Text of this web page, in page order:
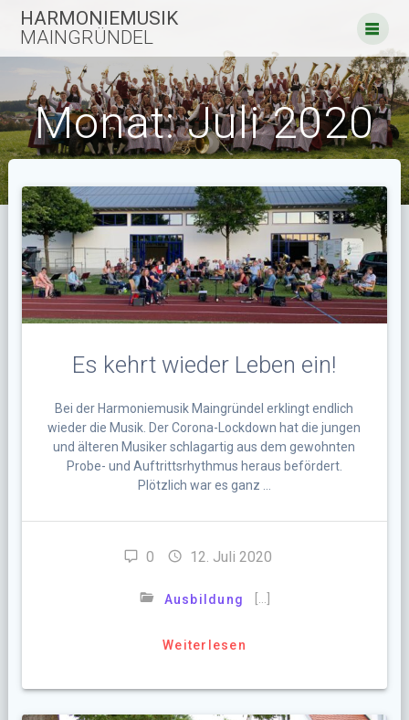
HARMONIEMUSIK
MAINGRÜNDEL
Monat:Juli 2020
Es kehrt wieder Leben ein!
Bei der Harmoniemusik Maingründel erklingt endlich
wieder die Musik. Der Corona-Lockdown hat die jungen
und älteren Musiker schlagartig aus dem gewohnten
Probe- und Auftrittsrhythmus heraus befördert.
Plötzlich war es ganz …
0 12. Juli 2020
Ausbildung
Weiterlesen